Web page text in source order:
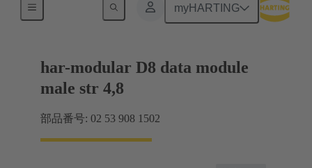
myHARTING
har-modular D8 data module
male str 4,8
部品番号: 02 53 908 1502